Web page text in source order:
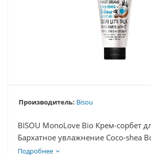
Производитель: Bisou
BISOU MonoLove Bio Крем-сорбет
Бархатное увлажнение Coco-shea
Подробнее